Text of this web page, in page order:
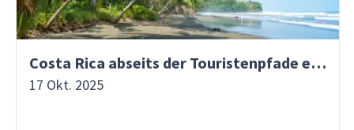
Costa Rica abseits der Touristenpfade entdecken
17 Okt. 2025